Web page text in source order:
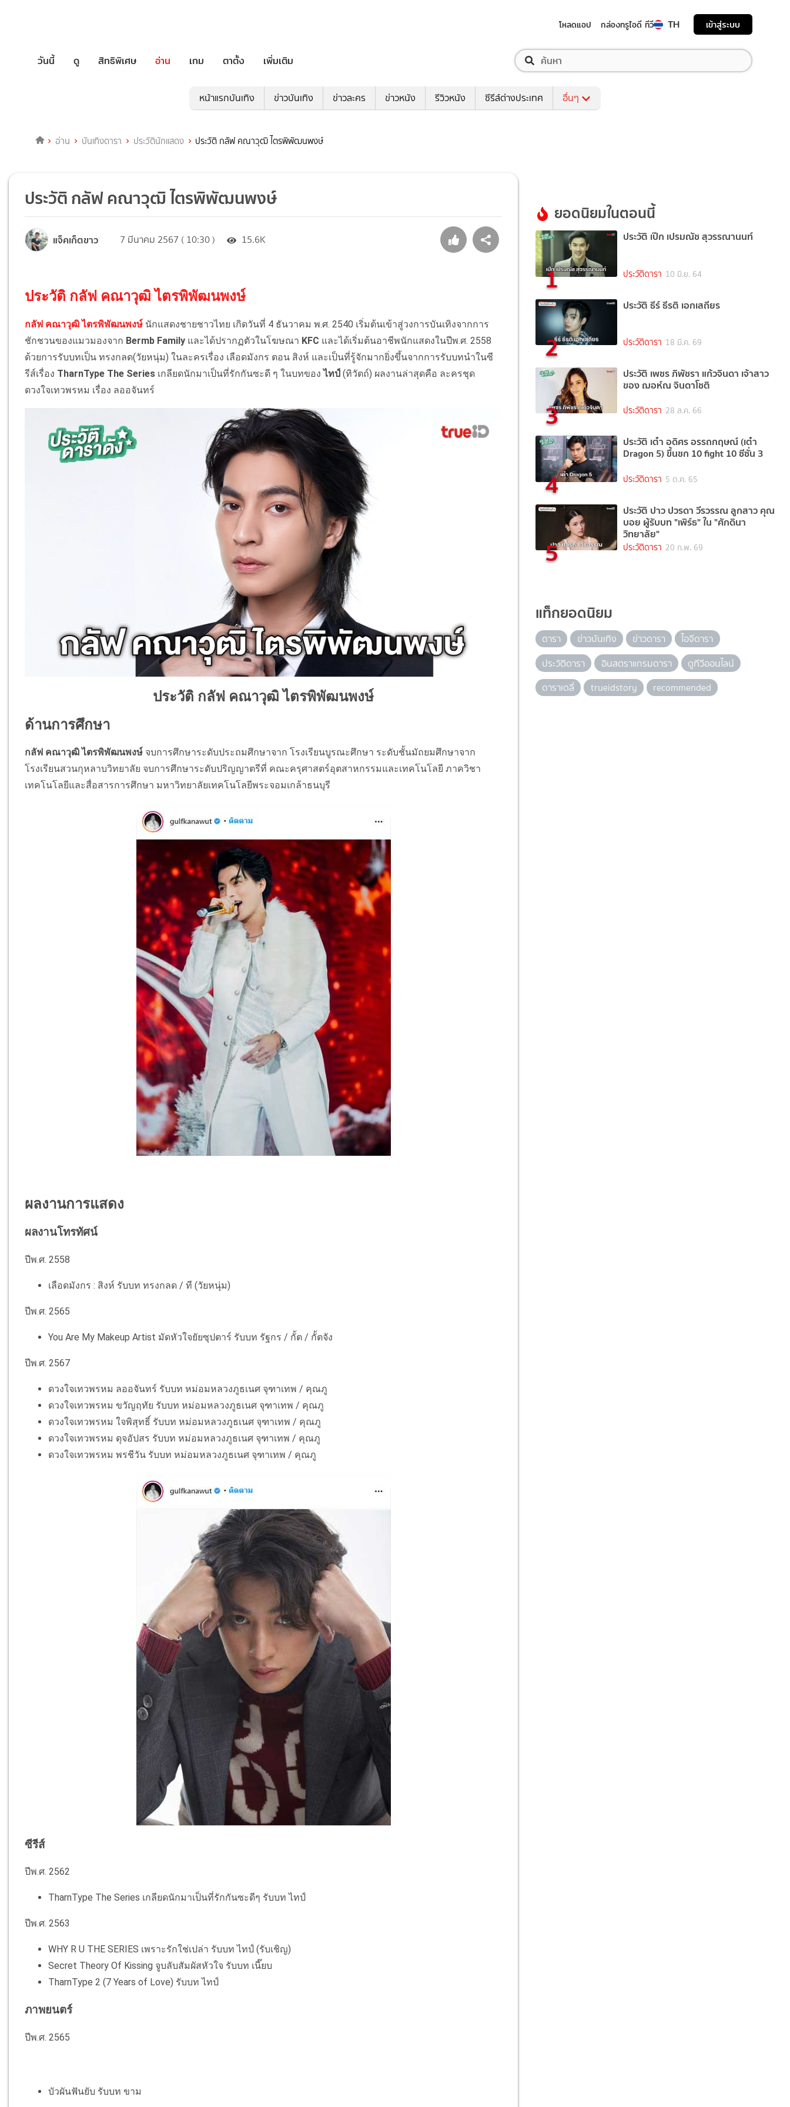
โหลดแอป กล่องทรูไอดี ทีวี TH เข้าสู่ระบบ
วันนี้ ดู สิทธิพิเศษ อ่าน เกม ตาตั้ง เพิ่มเติม
หน้าแรกบันเทิง ข่าวบันเทิง ข่าวละคร ข่าวหนัง รีวิวหนัง ซีรีส์ต่างประเทศ อื่นๆ
อ่าน บันเทิงดารา ประวัตินักแสดง ประวัติ กลัฟ คณาวุฒิ ไตรพิพัฒนพงษ์
ประวัติ กลัฟ คณาวุฒิ ไตรพิพัฒนพงษ์
แจ็คเก็ตขาว 7 มีนาคม 2567 ( 10:30 ) 15.6K
ประวัติ กลัฟ คณาวุฒิ ไตรพิพัฒนพงษ์
กลัฟ คณาวุฒิ ไตรพิพัฒนพงษ์ นักแสดงชายชาวไทย เกิดวันที่ 4 ธันวาคม พ.ศ. 2540 เริ่มต้นเข้าสู่วงการบันเทิงจากการ
ชักชวนของแมวมองจาก Bermb Family และได้ปรากฏตัวในโฆษณา KFC และได้เริ่มต้นอาชีพนักแสดงในปีพ.ศ. 2558
ด้วยการรับบทเป็น ทรงกลด(วัยหนุ่ม) ในละครเรื่อง เลือดมังกร ตอน สิงห์ และเป็นที่รู้จักมากยิ่งขึ้นจากการรับบทนำในซี
รีส์เรื่อง TharnType The Series เกลียดนักมาเป็นที่รักกันซะดี ๆ ในบทของ ไทป์(ทิวัตถ์) ผลงานล่าสุดคือ ละครชุด
ดวงใจเทวพรหม เรื่อง ลออจันทร์
ประวัติ กลัฟ คณาวุฒิ ไตรพิพัฒนพงษ์
ด้านการศึกษา
กลัฟ คณาวุฒิ ไตรพิพัฒนพงษ์ จบการศึกษาระดับประถมศึกษาจาก โรงเรียนบูรณะศึกษา ระดับชั้นมัถยมศึกษาจาก
โรงเรียนสวนกุหลาบวิทยาลัย จบการศึกษาระดับปริญญาตรีที่ คณะครุศาสตร์อุตสาหกรรมและเทคโนโลยี ภาควิชา
เทคโนโลยีและสื่อสารการศึกษา มหาวิทยาลัยเทคโนโลยีพระจอมเกล้าธนบุรี
ผลงานการแสดง
ผลงานโทรทัศน์
ปีพ.ศ. 2558
เลือดมังกร : สิงห์ รับบท ทรงกลด / ที (วัยหนุ่ม)​
ปีพ.ศ. 2565
You Are My Makeup Artist มัดหัวใจยัยซุปตาร์ รับบท รัฐกร / กั้ต / กั้ตจัง
ปีพ.ศ. 2567
ดวงใจเทวพรหม ลออจันทร์​ รับบท หม่อมหลวงภูธเนศ จุฑาเทพ / คุณภู
ดวงใจเทวพรหม ​ขวัญฤทัย​ รับบท หม่อมหลวงภูธเนศ จุฑาเทพ / คุณภู
ดวงใจเทวพรหม ​ใจพิสุทธิ์​​ รับบท หม่อมหลวงภูธเนศ จุฑาเทพ / คุณภู
ดวงใจเทวพรหม ดุจอัปสร​ รับบท หม่อมหลวงภูธเนศ จุฑาเทพ / คุณภู
ดวงใจเทวพรหม พรชีวัน รับบท หม่อมหลวงภูธเนศ จุฑาเทพ / คุณภู
ซีรีส์
ปีพ.ศ. 2562
TharnType The Series เกลียดนักมาเป็นที่รักกันซะดีๆ รับบท ไทป์
ปีพ.ศ. 2563
WHY R U THE SERIES เพราะรักใช่เปล่า รับบท ไทป์ (รับเชิญ)​
Secret Theory Of Kissing จูบลับสัมผัสหัวใจ​ รับบท เนี๊ยบ
TharnType 2 (7 Years of Love) รับบท ไทป์
ภาพยนตร์
ปีพ.ศ. 2565
บัวผันฟันยับ​ รับบท ขาม
ยอดนิยมในตอนนี้
1
ประวัติ เป๊ก เปรมณัช สุวรรณานนท์
ประวัติดารา 10 มิ.ย. 64
2
ประวัติ ธีร์ ธีรติ เอกเสถียร
ประวัติดารา 18 มี.ค. 69
3
ประวัติ เพชร ภิพัชรา แก้วจินดา เจ้าสาว
ของ ฌอห์ณ จินดาโชติ
ประวัติดารา 28 ส.ค. 66
4
ประวัติ เต๋า อดิศร อรรถกฤษณ์ (เต๋า
Dragon 5) ขึ้นชก 10 fight 10 ซีซั่น 3
ประวัติดารา 5 ต.ค. 65
5
ประวัติ ปาว ปวรดา วีรวรรณ ลูกสาว คุณ
บอย ผู้รับบท "เพิร์ธ" ใน "ศักดินา
วิทยาลัย"
ประวัติดารา 20 ก.พ. 69
แท็กยอดนิยม
ดารา ข่าวบันเทิง ข่าวดารา
ไอจีดารา
ประวัติดารา
อินสตราแกรมดารา
ดูทีวีออนไลน์
ดาราเดลี่
trueidstory recommended